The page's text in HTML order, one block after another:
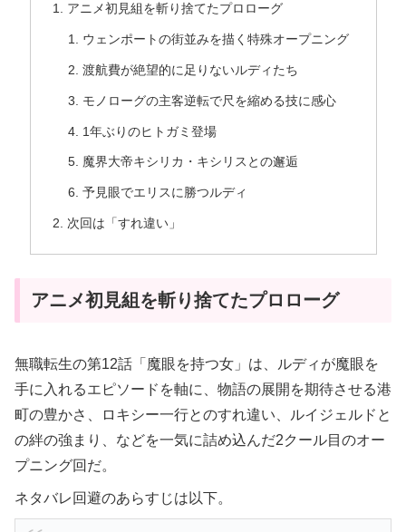
アニメ初見組を斬り捨てたプロローグ
ウェンポートの街並みを描く特殊オープニング
渡航費が絶望的に足りないルディたち
モノローグの主客逆転で尺を縮める技に感心
1年ぶりのヒトガミ登場
魔界大帝キシリカ・キシリスとの邂逅
予見眼でエリスに勝つルディ
次回は「すれ違い」
アニメ初見組を斬り捨てたプロローグ
無職転生の第12話「魔眼を持つ女」は、ルディが魔眼を
手に入れるエピソードを軸に、物語の展開を期待させる港
町の豊かさ、ロキシー一行とのすれ違い、ルイジェルドと
の絆の強まり、などを一気に詰め込んだ2クール目のオー
プニング回だ。
ネタバレ回避のあらすじは以下。